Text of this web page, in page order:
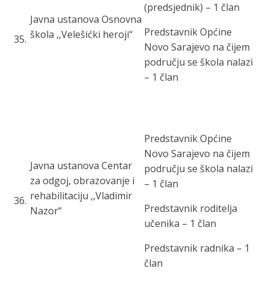
35.
Javna ustanova Osnovna
škola ,,Velešićki heroji“
(predsjednik) – 1 član
Predstavnik Općine
Novo Sarajevo na čijem
području se škola nalazi
– 1 član
36.
Javna ustanova Centar
za odgoj, obrazovanje i
rehabilitaciju ,,Vladimir
Nazor“
Predstavnik Općine
Novo Sarajevo na čijem
području se škola nalazi
– 1 član
Predstavnik roditelja
učenika – 1 član
Predstavnik radnika – 1
član